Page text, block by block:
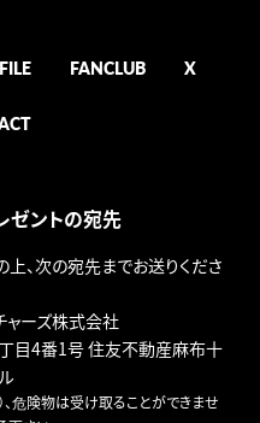
FANCLUB X
ゼントの宛先
、次の宛先までお送りくださ
ャーズ株式会社
目4番1号 住友不動産麻布十
、危険物は受け取ることができませ